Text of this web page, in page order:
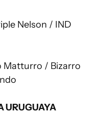
Nelson / IND
Matturro / Bizarro
URUGUAYA